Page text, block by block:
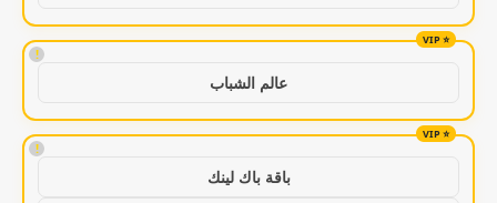
!
عالم الشباب
!
باقة باك لينك